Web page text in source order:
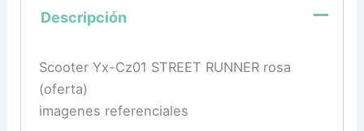
Descripción
Scooter Yx-Cz01 STREET RUNNER rosa
(oferta)
imagenes referenciales